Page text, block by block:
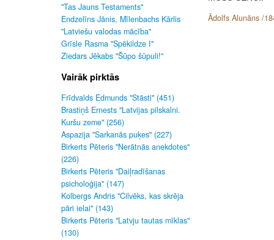
"Tas Jauns Testaments"
Endzelīns Jānis, Mīlenbachs Kārlis
"Latviešu valodas mācība"
Grīsle Rasma "Spēkildze I"
Ziedars Jēkabs "Šūpo šūpuli!"
Vairāk pirktās
Frīdvalds Edmunds "Stāsti" (451)
Brastiņš Ernests "Latvijas pilskalni.
Kuršu zeme" (256)
Aspazija "Sarkanās puķes" (227)
Birkerts Pēteris "Nerātnās anekdotes"
(226)
Birkerts Pēteris "Daiļradīšanas
psicholoģija" (147)
Kolbergs Andris "Cilvēks, kas skrēja
pāri ielai" (143)
Birkerts Pēteris "Latvju tautas mīklas"
(130)
Ādolfs Alunāns /